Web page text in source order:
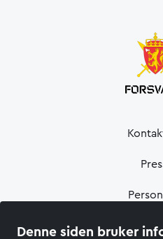
Denne siden bruker